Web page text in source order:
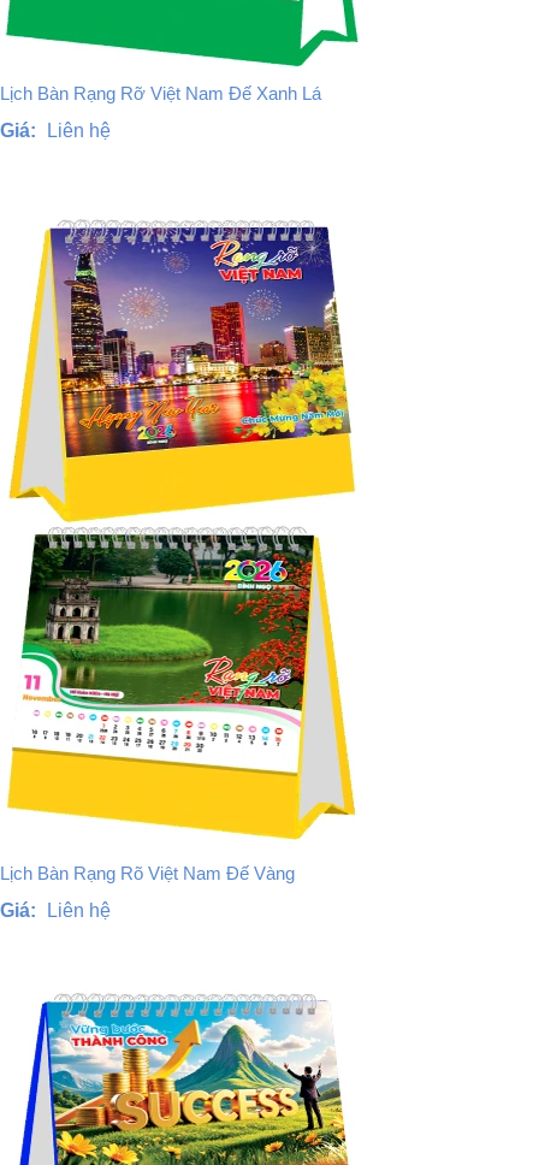
Lịch Bàn Rạng Rỡ Việt Nam Đế Xanh Lá
Giá:
Liên hệ
Lịch Bàn Rạng Rõ Việt Nam Đế Vàng
Giá:
Liên hệ